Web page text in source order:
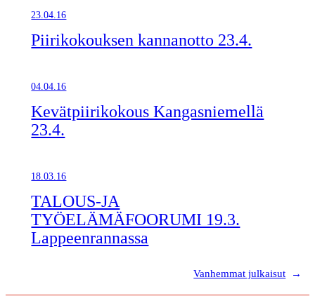
23.04.16
Piirikokouksen kannanotto 23.4.
04.04.16
Kevätpiirikokous Kangasniemellä
23.4.
18.03.16
TALOUS-JA
TYÖELÄMÄFOORUMI 19.3.
Lappeenrannassa
Vanhemmat julkaisut →